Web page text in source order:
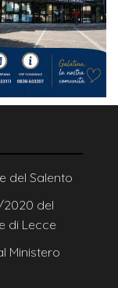
del Salento
2020 del
di Lecce
Ministero